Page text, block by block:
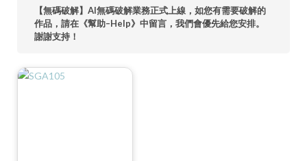
【無碼破解】AI無碼破解業務正式上線，如您有需要破解的
作品，請在《幫助–Help》中留言，我們會優先給您安排。
謝謝支持！